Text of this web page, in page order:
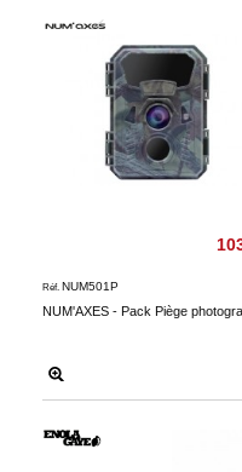
NUM'AXES - Pack Piège
Réf. NUM501P